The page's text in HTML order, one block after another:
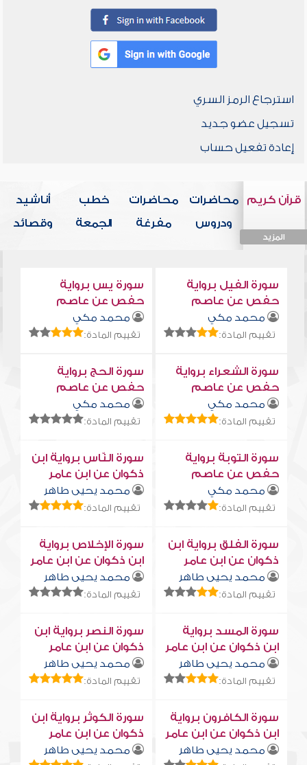
استرجاع الرمز السري
تسجيل عضو جديد
إعادة تفعيل حساب
قرآن كريم
المزيد
محاضرات
ودروس
محاضرات
مفرغة
خطب
الجمعة
أناشيد
وقصائد
سورة الفيل برواية
حفص عن عاصم
محمد مكي
تقييم المادة:
سورة يس برواية
حفص عن عاصم
محمد مكي
تقييم المادة:
سورة الشعراء برواية
حفص عن عاصم
محمد مكي
تقييم المادة:
سورة الحج برواية
حفص عن عاصم
محمد مكي
تقييم المادة:
سورة التوبة برواية
حفص عن عاصم
محمد مكي
تقييم المادة:
سورة النّاس برواية ابن
ذكوان عن ابن عامر
محمد يحيى طاهر
تقييم المادة:
سورة الفلق برواية ابن
ذكوان عن ابن عامر
محمد يحيى طاهر
تقييم المادة:
سورة الإخلاص برواية
ابن ذكوان عن ابن عامر
محمد يحيى طاهر
تقييم المادة:
سورة المسد برواية
ابن ذكوان عن ابن عامر
محمد يحيى طاهر
تقييم المادة:
سورة النصر برواية ابن
ذكوان عن ابن عامر
محمد يحيى طاهر
تقييم المادة:
سورة الكافرون برواية
ابن ذكوان عن ابن عامر
محمد يحيى طاهر
سورة الكوثر برواية ابن
ذكوان عن ابن عامر
محمد يحيى طاهر